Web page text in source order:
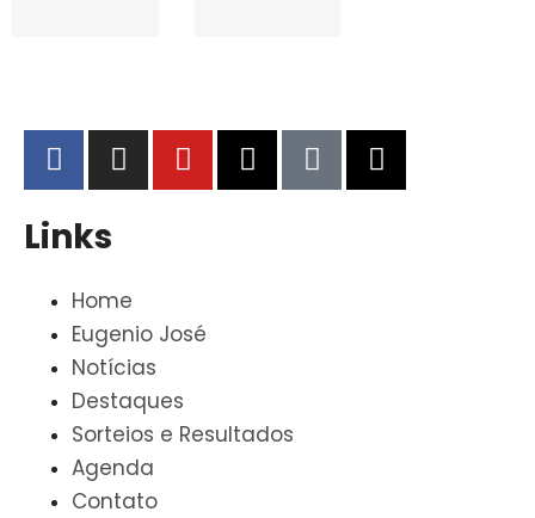
Links
Home
Eugenio José
Notícias
Destaques
Sorteios e Resultados
Agenda
Contato